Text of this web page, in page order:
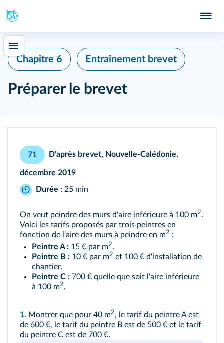
Chapitre 6 Entraînement brevet
Préparer le brevet
71 D'après brevet, Nouvelle‑Calédonie,
décembre 2019
Durée : 25 min
On veut peindre des murs d'aire inférieure à 100 m2.
Voici les tarifs proposés par trois peintres en
fonction de l'aire des murs à peindre en m2 :
Peintre A : 15 € par m2.
Peintre B : 10 € par m2 et 100 € d'installation de
chantier.
Peintre C : 700 € quelle que soit l'aire inférieure
à 100 m2.
1. Montrer que pour 40 m2, le tarif du peintre A est
de 600 €, le tarif du peintre B est de 500 € et le tarif
du peintre C est de 700 €.